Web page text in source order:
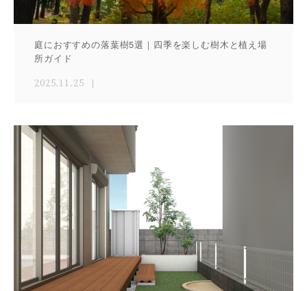
庭におすすめの落葉樹5選｜四季を楽しむ樹木と植え場
所ガイド
2025.11.25